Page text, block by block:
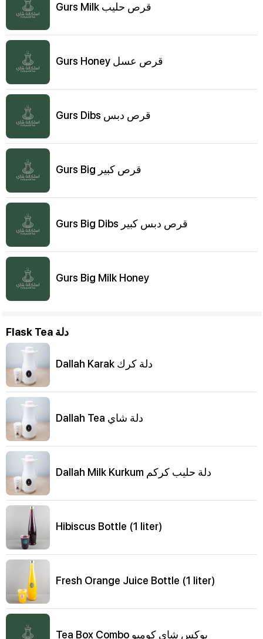
Gurs Milk قرص حليب
Gurs Honey قرص عسل
Gurs Dibs قرص دبس
Gurs Big قرص كبير
Gurs Big Dibs قرص دبس كبير
Gurs Big Milk Honey
Flask Tea دلة
Dallah Karak دلة كرك
Dallah Tea دلة شاي
Dallah Milk Kurkum دلة حليب كركم
Hibiscus Bottle (1 liter)
Fresh Orange Juice Bottle (1 liter)
Tea Box Combo بوكس شاي كومبو